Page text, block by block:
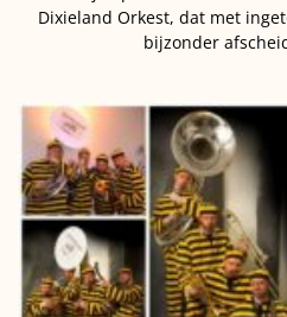
Dixieland Orkest, dat met
bijzonder